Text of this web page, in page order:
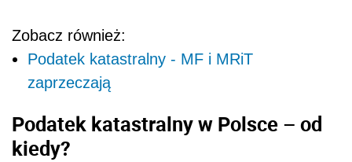
Zobacz również:
Podatek katastralny - MF i MRiT
zaprzeczają
Podatek katastralny w Polsce – od
kiedy?